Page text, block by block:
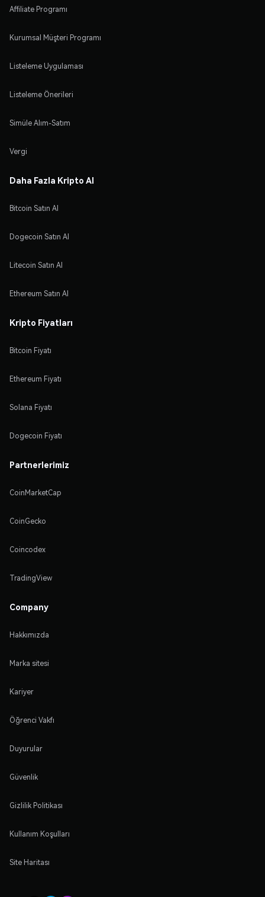
Affiliate Programı
Kurumsal Müşteri Programı
Listeleme Uygulaması
Listeleme Önerileri
Simüle Alım-Satım
Vergi
Daha Fazla Kripto Al
Bitcoin Satın Al
Dogecoin Satın Al
Litecoin Satın Al
Ethereum Satın Al
Kripto Fiyatları
Bitcoin Fiyatı
Ethereum Fiyatı
Solana Fiyatı
Dogecoin Fiyatı
Partnerlerimiz
CoinMarketCap
CoinGecko
Coincodex
TradingView
Company
Hakkımızda
Marka sitesi
Kariyer
Öğrenci Vakfı
Duyurular
Güvenlik
Gizlilik Politikası
Kullanım Koşulları
Site Haritası